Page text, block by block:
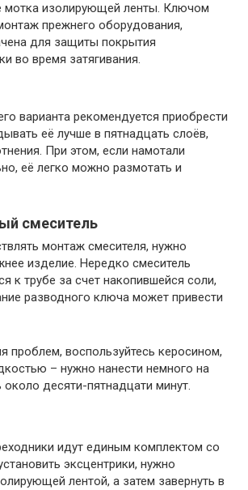
мотка изолирующей ленты. Ключом
прежнего оборудования,
для защиты покрытия
во время затягивания.
варианта рекомендуется приобрести
её лучше в пятнадцать слоёв,
При этом, если намотали
её легко можно размотать и
смеситель
монтаж смесителя, нужно
изделие. Нередко смеситель
к трубе за счет накопившейся соли,
разводного ключа может привести
проблем, воспользуйтесь керосином,
– нужно нанести немного на
десяти-пятнадцати минут.
идут единым комплектом со
эксцентрики, нужно
лентой, а затем завернуть в